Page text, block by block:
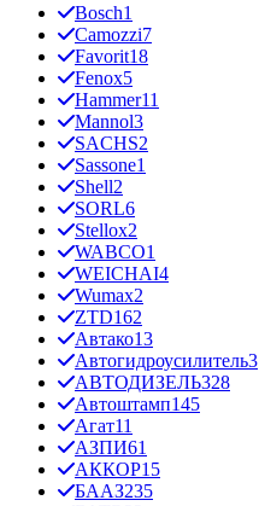
Bosch1
Camozzi7
Favorit18
Fenox5
Hammer11
Mannol3
SACHS2
Sassone1
Shell2
SORL6
Stellox2
WABCO1
WEICHAI4
Wumax2
ZTD162
Автако13
Автогидроусилитель3
АВТОДИЗЕЛЬ328
Автоштамп145
Агат11
АЗПИ61
АККОР15
БААЗ235